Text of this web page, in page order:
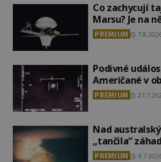
Co zachycují
Marsu? Je na
PREMIUM
Podivné
Američané v
PREMIUM
Nad
„tančila“
PREMIUM